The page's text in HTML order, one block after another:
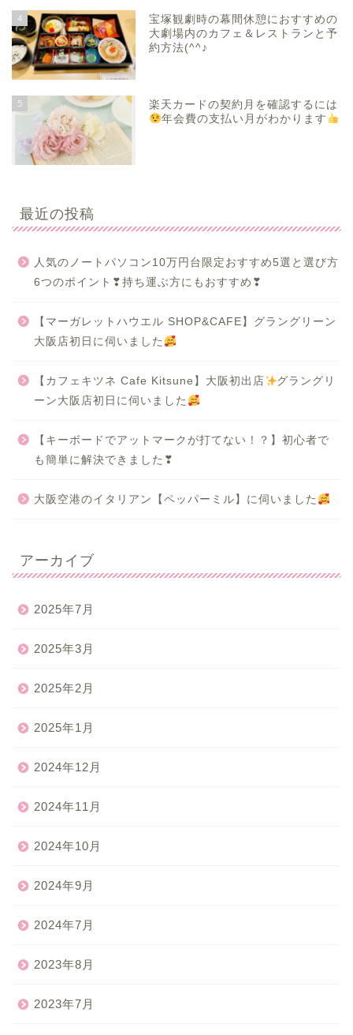
4
宝塚観劇時の幕間休憩におすすめの
大劇場内のカフェ＆レストランと予
約方法(^^♪
5
楽天カードの契約月を確認するには
年会費の支払い月がわかります
最近の投稿
人気のノートパソコン10万円台限定おすすめ5選と選び方
6つのポイント❣持ち運ぶ方にもおすすめ❣
【マーガレットハウエル SHOP&CAFE】グラングリーン
大阪店初日に伺いました
【カフェキツネ Cafe Kitsune】大阪初出店
グラングリ
ーン大阪店初日に伺いました
【キーボードでアットマークが打てない！？】初心者で
も簡単に解決できました❣
大阪空港のイタリアン【ペッパーミル】に伺いました
アーカイブ
2025年7月
2025年3月
2025年2月
2025年1月
2024年12月
2024年11月
2024年10月
2024年9月
2024年7月
2023年8月
2023年7月